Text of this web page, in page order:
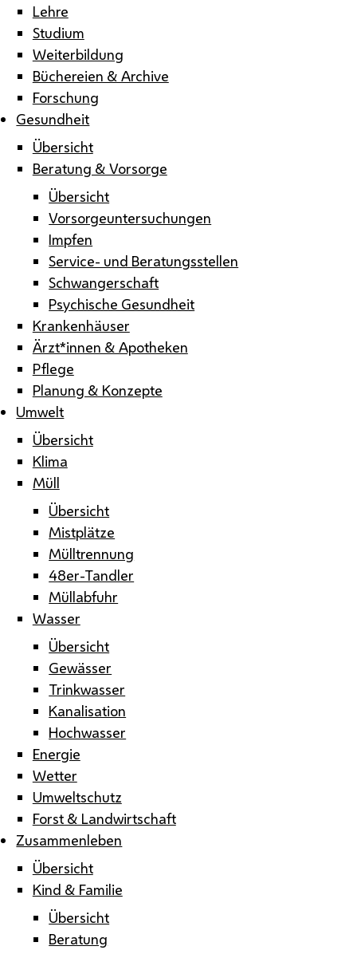
Lehre
Studium
Weiterbildung
Büchereien & Archive
Forschung
Gesundheit
Übersicht
Beratung & Vorsorge
Übersicht
Vorsorgeuntersuchungen
Impfen
Service- und Beratungsstellen
Schwangerschaft
Psychische Gesundheit
Krankenhäuser
Ärzt*innen & Apotheken
Pflege
Planung & Konzepte
Umwelt
Übersicht
Klima
Müll
Übersicht
Mistplätze
Mülltrennung
48er-Tandler
Müllabfuhr
Wasser
Übersicht
Gewässer
Trinkwasser
Kanalisation
Hochwasser
Energie
Wetter
Umweltschutz
Forst & Landwirtschaft
Zusammenleben
Übersicht
Kind & Familie
Übersicht
Beratung